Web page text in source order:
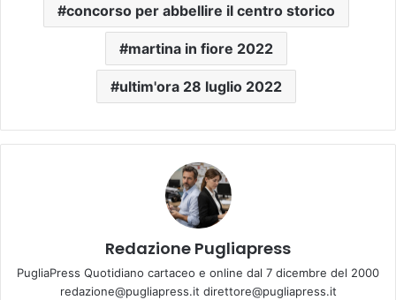
concorso per abbellire il centro storico
martina in fiore 2022
ultim'ora 28 luglio 2022
Redazione Pugliapress
PugliaPress Quotidiano cartaceo e online dal 7 dicembre del 2000
redazione@pugliapress.it direttore@pugliapress.it